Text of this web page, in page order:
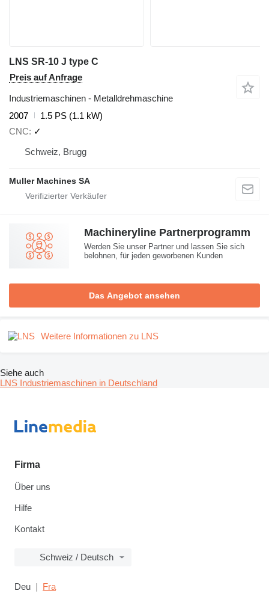
LNS SR-10 J type C
Preis auf Anfrage
Industriemaschinen - Metalldrehmaschine
2007
1.5 PS (1.1 kW)
CNC
✓
Schweiz, Brugg
Muller Machines SA
Machineryline Partnerprogramm
Werden Sie unser Partner und lassen Sie sich
belohnen, für jeden geworbenen Kunden
Das Angebot ansehen
Weitere Informationen zu LNS
Siehe auch
LNS Industriemaschinen in Deutschland
Firma
Über uns
Hilfe
Kontakt
Schweiz / Deutsch
Deu Fra